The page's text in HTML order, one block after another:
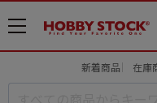
メ
ニ
新着商品 在庫